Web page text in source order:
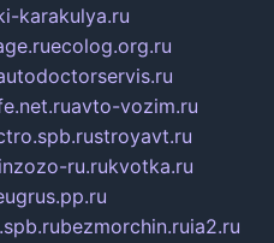
karakulya.ru
ecolog.org.ru
avto-vozim.ru
stroyavt.ru
ru.rukvotka.ru
bezmorchin.ruia2.ru